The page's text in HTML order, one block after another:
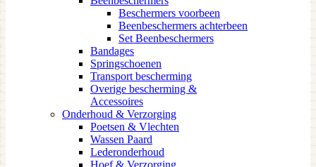
Beschermers voorbeen
Beenbeschermers achterbeen
Set Beenbeschermers
Bandages
Springschoenen
Transport bescherming
Overige bescherming &
Accessoires
Onderhoud & Verzorging
Poetsen & Vlechten
Wassen Paard
Lederonderhoud
Hoef & Verzorging